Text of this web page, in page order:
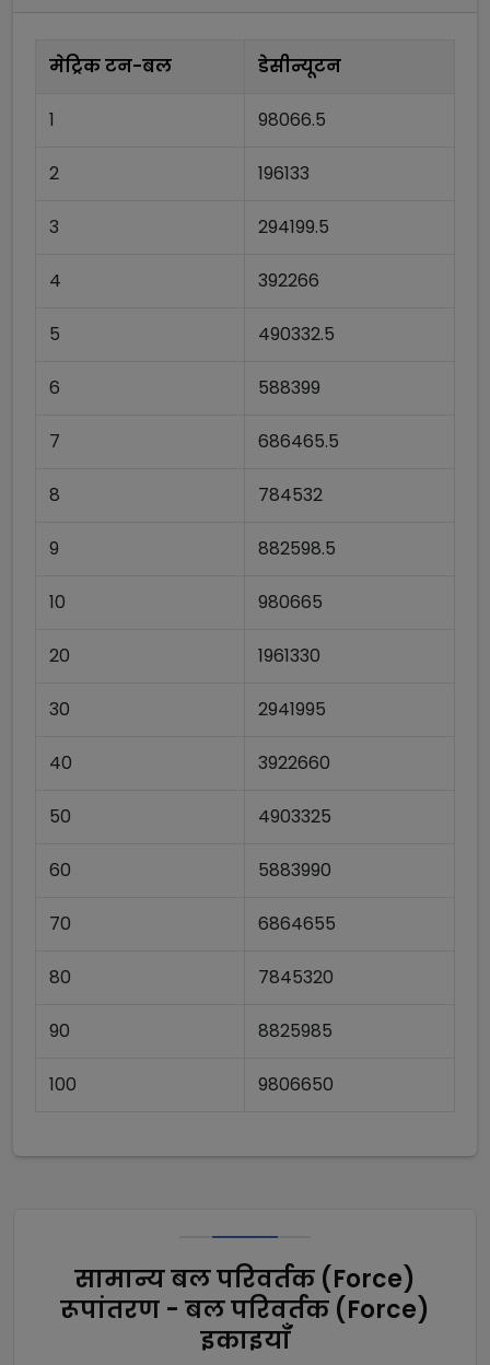
मेट्रिक टन-बल डेसीन्यूटन
1 98066.5
2 196133
3 294199.5
4 392266
5 490332.5
6 588399
7 686465.5
8 784532
9 882598.5
10 980665
20 1961330
30 2941995
40 3922660
50 4903325
60 5883990
70 6864655
80 7845320
90 8825985
100 9806650
सामान्य बल परिवर्तक (Force)
रूपांतरण - बल परिवर्तक (Force)
इकाइयाँ